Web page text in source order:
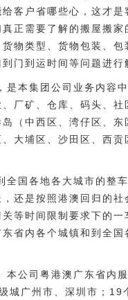
客户省哪些心，这才是
正需要了解的搬屋搬家
物类型、货物包装、包
门到运时间等问题进行
是本集团公司业务内容
厂矿、仓库、码头、社
（中西区、湾仔区、东
大埔区、沙田区、西贡
国各地各大城市的整
还是按照港澳回归的社
等时间限制要求下的一
省内各个城镇和到全国
本公司粤港澳广东省内
城广州市、深圳市；19